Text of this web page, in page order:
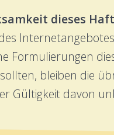
dieses
Formulierungen
bleiben die
Gültigkeit davon